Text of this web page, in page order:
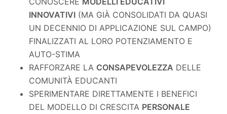
INNOVATIVI (MA GIÀ CONSOLIDATI DA QUASI
UN DECENNIO DI APPLICAZIONE SUL CAMPO)
FINALIZZATI AL LORO POTENZIAMENTO E
AUTO-STIMA
RAFFORZARE LA CONSAPEVOLEZZA DELLE
COMUNITÀ EDUCANTI
SPERIMENTARE DIRETTAMENTE I BENEFICI
DEL MODELLO DI CRESCITA PERSONALE